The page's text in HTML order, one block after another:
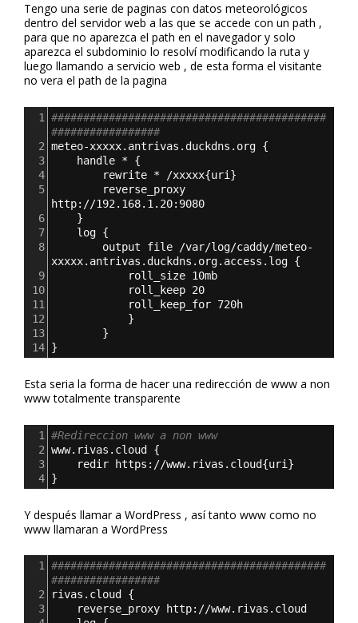
Tengo una serie de paginas con datos meteorológicos
dentro del servidor web a las que se accede con un path ,
para que no aparezca el path en el navegador y solo
aparezca el subdominio lo resolví modificando la ruta y
luego llamando a servicio web , de esta forma el visitante
no vera el path de la pagina
1
###########################################
#################
2 meteo-xxxxx.antrivas.duckdns.org {
3
handle * {
4
rewrite * /xxxxx{uri }
5
reverse_proxy
http://192.168.1.20:9080
6
}
7
log {
8
output file /var/log/caddy/meteo-
xxxxx.antrivas.duckdns.org.access.log {
9
roll_size 10mb
10
roll_keep 20
11
roll_keep_for 720h
12
}
13
}
14 }
Esta seria la forma de hacer una redirección de www a non
www totalmente transparente
1
#Redireccion www a non www
2 www.rivas.cloud {
3
redir https://www.rivas.cloud{uri }
4 }
Y después llamar a WordPress , así tanto www como no
www llamaran a WordPress
1 ###########################################
#################
2
rivas.cloud {
3
reverse_proxy http://www.rivas.cloud